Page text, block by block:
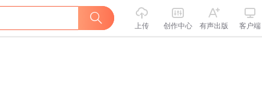
上传 创作中心 有声出版 客户端